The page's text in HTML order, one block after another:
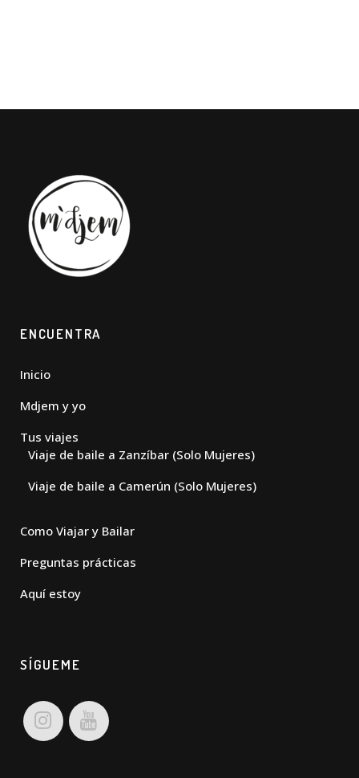
ENCUENTRA
Inicio
Mdjem y yo
Tus viajes
Viaje de baile a Zanzíbar (Solo Mujeres)
Viaje de baile a Camerún (Solo Mujeres)
Como Viajar y Bailar
Preguntas prácticas
Aquí estoy
SÍGUEME